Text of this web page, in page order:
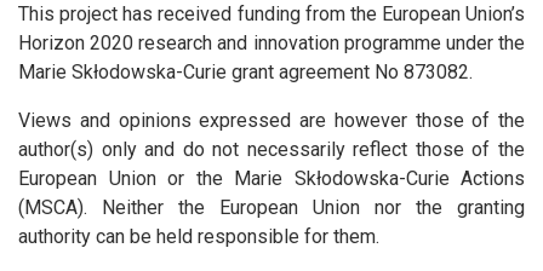
This project has received funding from the European Union’s
Horizon 2020 research and innovation programme under the
Marie Skłodowska-Curie grant agreement No 873082.
Views and opinions expressed are however those of the
author(s) only and do not necessarily reflect those of the
European Union or the Marie Skłodowska-Curie Actions
(MSCA). Neither the European Union nor the granting
authority can be held responsible for them.